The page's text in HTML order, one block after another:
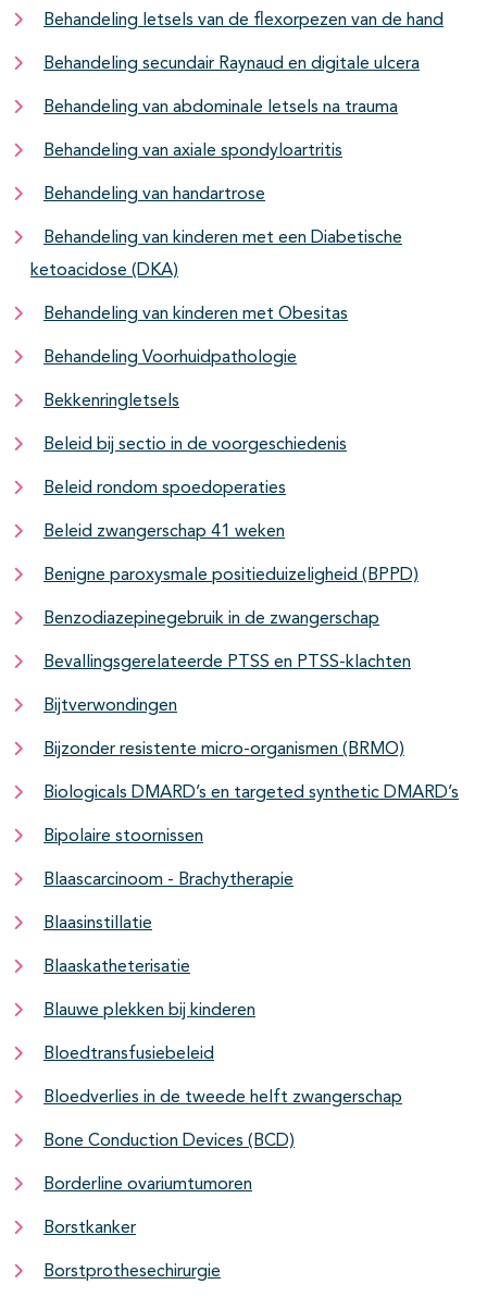
Behandeling letsels van de flexorpezen van de hand
Behandeling secundair Raynaud en digitale ulcera
Behandeling van abdominale letsels na trauma
Behandeling van axiale spondyloartritis
Behandeling van handartrose
Behandeling van kinderen met een Diabetische
ketoacidose (DKA)
Behandeling van kinderen met Obesitas
Behandeling Voorhuidpathologie
Bekkenringletsels
Beleid bij sectio in de voorgeschiedenis
Beleid rondom spoedoperaties
Beleid zwangerschap 41 weken
Benigne paroxysmale positieduizeligheid (BPPD)
Benzodiazepinegebruik in de zwangerschap
Bevallingsgerelateerde PTSS en PTSS-klachten
Bijtverwondingen
Bijzonder resistente micro-organismen (BRMO)
Biologicals DMARD’s en targeted synthetic DMARD’s
Bipolaire stoornissen
Blaascarcinoom - Brachytherapie
Blaasinstillatie
Blaaskatheterisatie
Blauwe plekken bij kinderen
Bloedtransfusiebeleid
Bloedverlies in de tweede helft zwangerschap
Bone Conduction Devices (BCD)
Borderline ovariumtumoren
Borstkanker
Borstprothesechirurgie